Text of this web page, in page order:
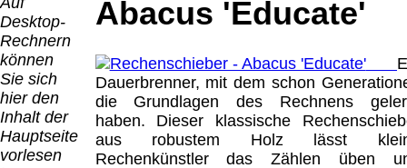
Desktop-
Rechnern
können
Sie sich
hier den
Inhalt der
Hauptseite
vorlesen
Abacus 'Educate'
Dauerbrenner, mit dem schon
die Grundlagen des Rechnens
haben. Dieser klassische
aus robustem Holz lässt
Rechenkünstler das Zählen üben
QR
Code:
€
PayPal: 6.95 €
EU (inkl.
Schweiz)
Vorkasse:
20.00 €
EU (inkl.
PayPal:
0.00 €
Schweiz)
Vorkasse:
0.00 €
EU (inkl.
Schweiz)
PayPal: